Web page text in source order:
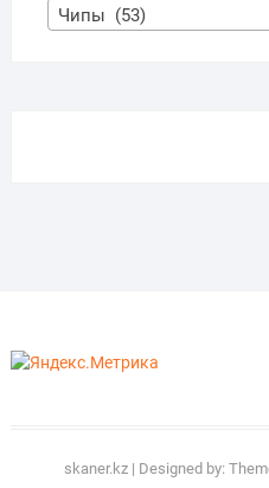
Чипы (53)
skaner.kz| Designed by: